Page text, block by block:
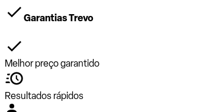
Garantias Trevo
Melhor preço garantido
Resultados rápidos